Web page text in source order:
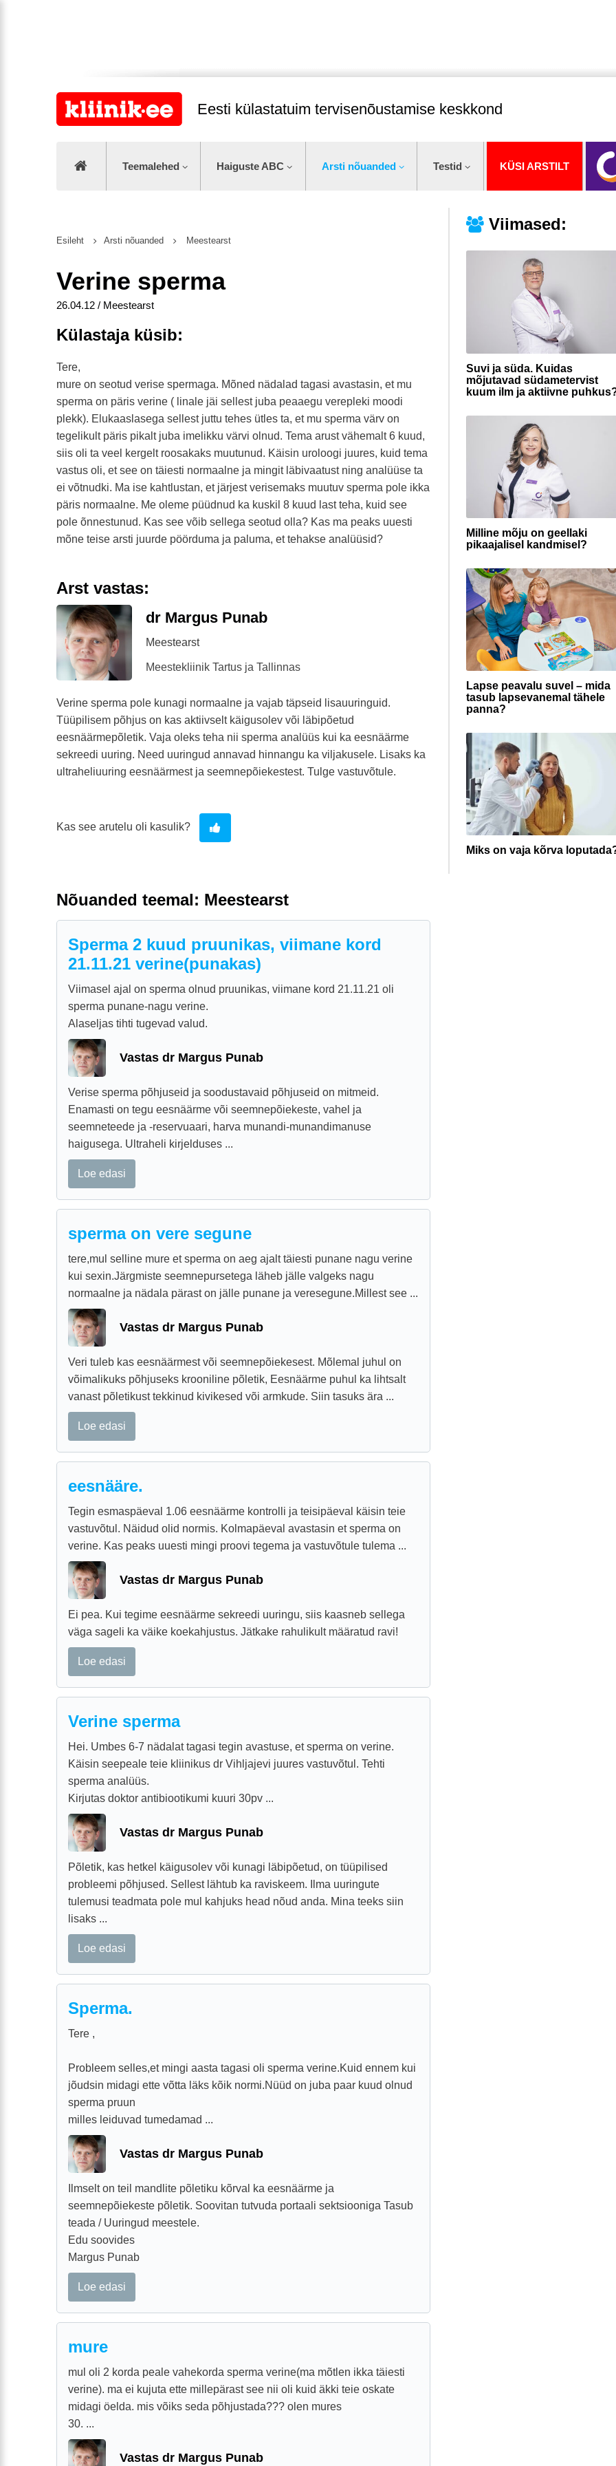
Eesti külastatuim tervisenõustamise keskkond
Teemalehed Haiguste ABC Arsti nõuanded Testid KÜSI ARSTILT
Viimased:
Suvi ja süda. Kuidas
mõjutavad südametervist
kuum ilm ja aktiivne
Milline mõju on geellaki
pikaajalisel kandmisel?
Lapse peavalu suvel – mida
tasub lapsevanemal tähele
panna?
Miks on vaja kõrva
Esileht Arsti nõuanded Meestearst
Verine sperma
26.04.12 / Meestearst
Külastaja küsib:
Tere,
mure on seotud verise spermaga. Mõned nädalad tagasi avastasin, et mu
sperma on päris verine ( linale jäi sellest juba peaaegu verepleki moodi
plekk). Elukaaslasega sellest juttu tehes ütles ta, et mu sperma värv on
tegelikult päris pikalt juba imelikku värvi olnud. Tema arust vähemalt 6 kuud,
siis oli ta veel kergelt roosakaks muutunud. Käisin uroloogi juures, kuid tema
vastus oli, et see on täiesti normaalne ja mingit läbivaatust ning analüüse ta
ei võtnudki. Ma ise kahtlustan, et järjest verisemaks muutuv sperma pole ikka
päris normaalne. Me oleme püüdnud ka kuskil 8 kuud last teha, kuid see
pole õnnestunud. Kas see võib sellega seotud olla? Kas ma peaks uuesti
mõne teise arsti juurde pöörduma ja paluma, et tehakse analüüsid?
Arst vastas:
dr Margus Punab
Meestearst
Meestekliinik Tartus ja Tallinnas
Verine sperma pole kunagi normaalne ja vajab täpseid lisauuringuid.
Tüüpilisem põhjus on kas aktiivselt käigusolev või läbipõetud
eesnäärmepõletik. Vaja oleks teha nii sperma analüüs kui ka eesnäärme
sekreedi uuring. Need uuringud annavad hinnangu ka viljakusele. Lisaks ka
ultraheliuuring eesnäärmest ja seemnepõiekestest. Tulge vastuvõtule.
Kas see arutelu oli kasulik?
Nõuanded teemal: Meestearst
Sperma 2 kuud pruunikas, viimane kord
21.11.21 verine(punakas)
Viimasel ajal on sperma olnud pruunikas, viimane kord 21.11.21 oli
sperma punane-nagu verine.
Alaseljas tihti tugevad valud.
Vastas dr Margus Punab
Verise sperma põhjuseid ja soodustavaid põhjuseid on mitmeid.
Enamasti on tegu eesnäärme või seemnepõiekeste, vahel ja
seemneteede ja -reservuaari, harva munandi-munandimanuse
haigusega. Ultraheli kirjelduses ...
Loe edasi
sperma on vere segune
tere,mul selline mure et sperma on aeg ajalt täiesti punane nagu verine
kui sexin.Järgmiste seemnepursetega läheb jälle valgeks nagu
normaalne ja nädala pärast on jälle punane ja veresegune.Millest see ...
Vastas dr Margus Punab
Veri tuleb kas eesnäärmest või seemnepõiekesest. Mõlemal juhul on
võimalikuks põhjuseks krooniline põletik, Eesnäärme puhul ka lihtsalt
vanast põletikust tekkinud kivikesed või armkude. Siin tasuks ära ...
Loe edasi
eesnääre.
Tegin esmaspäeval 1.06 eesnäärme kontrolli ja teisipäeval käisin teie
vastuvõtul. Näidud olid normis. Kolmapäeval avastasin et sperma on
verine. Kas peaks uuesti mingi proovi tegema ja vastuvõtule tulema ...
Vastas dr Margus Punab
Ei pea. Kui tegime eesnäärme sekreedi uuringu, siis kaasneb sellega
väga sageli ka väike koekahjustus. Jätkake rahulikult määratud ravi!
Loe edasi
Verine sperma
Hei. Umbes 6-7 nädalat tagasi tegin avastuse, et sperma on verine.
Käisin seepeale teie kliinikus dr Vihljajevi juures vastuvõtul. Tehti
sperma analüüs.
Kirjutas doktor antibiootikumi kuuri 30pv ...
Vastas dr Margus Punab
Põletik, kas hetkel käigusolev või kunagi läbipõetud, on tüüpilised
probleemi põhjused. Sellest lähtub ka raviskeem. Ilma uuringute
tulemusi teadmata pole mul kahjuks head nõud anda. Mina teeks siin
lisaks ...
Loe edasi
Sperma.
Tere ,
Probleem selles,et mingi aasta tagasi oli sperma verine.Kuid ennem kui
jõudsin midagi ette võtta läks kõik normi.Nüüd on juba paar kuud olnud
sperma pruun
milles leiduvad tumedamad ...
Vastas dr Margus Punab
Ilmselt on teil mandlite põletiku kõrval ka eesnäärme ja
seemnepõiekeste põletik. Soovitan tutvuda portaali sektsiooniga Tasub
teada / Uuringud meestele.
Edu soovides
Margus Punab
Loe edasi
mure
mul oli 2 korda peale vahekorda sperma verine(ma mõtlen ikka täiesti
verine). ma ei kujuta ette millepärast see nii oli kuid äkki teie oskate
midagi öelda. mis võiks seda põhjustada??? olen mures
30. ...
Vastas dr Margus Punab